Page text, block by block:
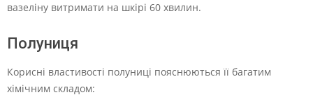
вазеліну витримати на шкірі 60 хвилин.
Полуниця
Корисні властивості полуниці пояснюються її багатим
хімічним складом: